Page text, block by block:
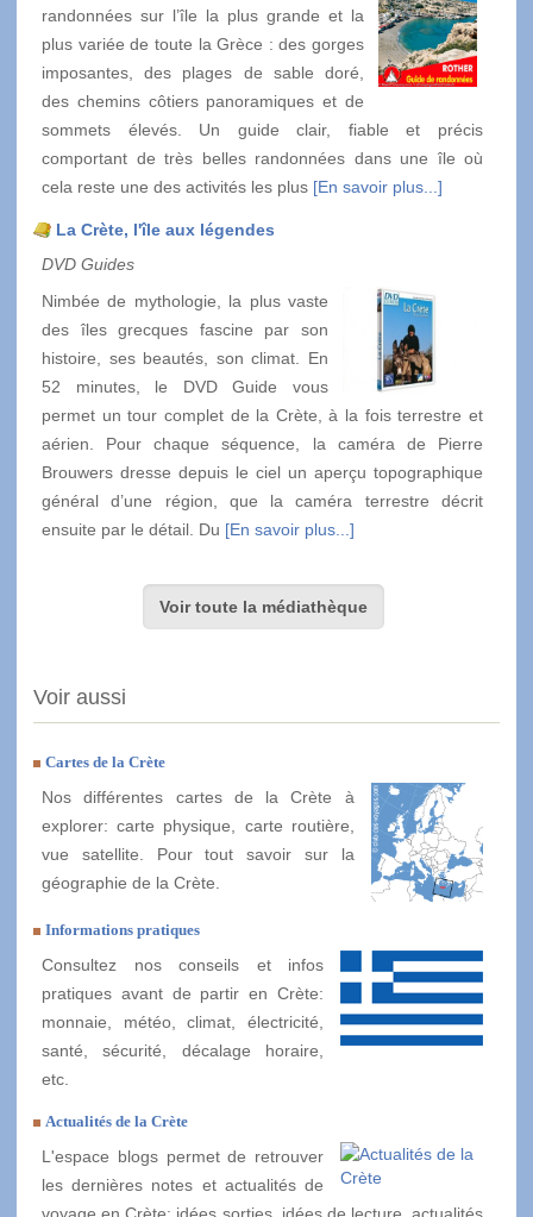
randonnées sur l’île la plus grande et la
plus variée de toute la Grèce : des gorges
imposantes, des plages de sable doré,
des chemins côtiers panoramiques et de
sommets élevés. Un guide clair, fiable et précis
comportant de très belles randonnées dans une île où
cela reste une des activités les plus [En savoir plus...]
La Crète, l'île aux légendes
DVD Guides
Nimbée de mythologie, la plus vaste
des îles grecques fascine par son
histoire, ses beautés, son climat. En
52 minutes, le DVD Guide vous
permet un tour complet de la Crète, à la fois terrestre et
aérien. Pour chaque séquence, la caméra de Pierre
Brouwers dresse depuis le ciel un aperçu topographique
général d’une région, que la caméra terrestre décrit
ensuite par le détail. Du [En savoir plus...]
Voir toute la médiathèque
Voir aussi
Cartes de la Crète
Nos différentes cartes de la Crète à
explorer: carte physique, carte routière,
vue satellite. Pour tout savoir sur la
géographie de la Crète.
Informations pratiques
Consultez nos conseils et infos
pratiques avant de partir en Crète:
monnaie, météo, climat, électricité,
santé, sécurité, décalage horaire,
etc.
Actualités de la Crète
L'espace blogs permet de retrouver
les dernières notes et actualités de
voyage en Crète: idées sorties, idées de lecture, actualités